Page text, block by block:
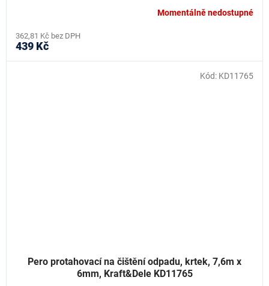
Momentálně nedostupné
362,81 Kč bez DPH
439 Kč
Pero protahovací na čištění odpadu, krtek, 7,6m x
6mm, Kraft&Dele KD11765
Kód: KD11765